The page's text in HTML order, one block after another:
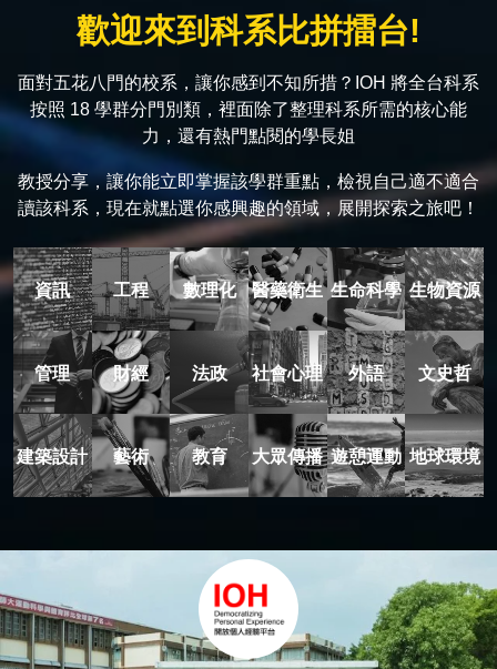
歡迎來到科系比拼擂台!
面對五花八門的校系，讓你感到不知所措？IOH 將全台科系
按照 18 學群分門別類，裡面除了整理科系所需的核心能
力，還有熱門點閱的學長姐
教授分享，讓你能立即掌握該學群重點，檢視自己適不適合
讀該科系，現在就點選你感興趣的領域，展開探索之旅吧！
資訊 工程 數理化 醫藥衛生 生命科學 生物資源
管理 財經 法政 社會心理 外語 文史哲
建築設計 藝術 教育 大眾傳播 遊憩運動 地球環境